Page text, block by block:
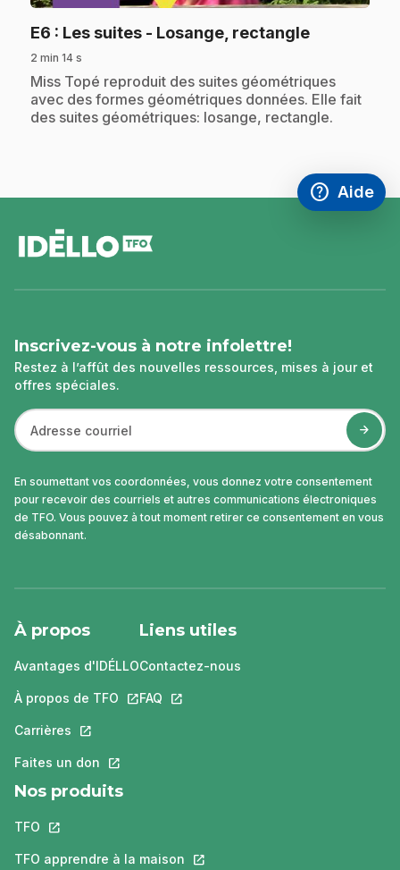
E6 : Les suites - Losange, rectangle.
2 min 14 s
.Miss Topé reproduit des suites géométriques
avec des formes géométriques données. Elle fait
des suites géométriques: losange, rectangle.
help
Accéder à
Aide
,Ce lien
de
page
Inscrivez-vous à notre infolettre!
Restez à l’affût des nouvelles ressources, mises à jour et
offres spéciales.
En soumettant vos coordonnées, vous donnez votre consentement
pour recevoir des courriels et autres communications électroniques
de TFO. Vous pouvez à tout moment retirer ce consentement en vous
désabonnant.
À propos
Avantages d'IDÉLLO
À propos de TFO Ce lien s'ouvrira dans un nouvel onglet.
Carrières Ce lien s'ouvrira dans un nouvel onglet.
Faites un don Ce lien s'ouvrira dans un nouvel onglet.
Liens utiles
Contactez-nous
FAQ Ce lien s'ouvrira dans un nouvel
Nos produits
TFO Ce lien s'ouvrira dans un nouvel onglet.
TFO apprendre à la maison Ce lien s'ouvrira dans un nouvel